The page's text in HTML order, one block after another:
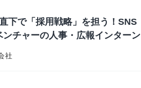
下で「採用戦略」を担う！SNS
チャーの人事・広報インターン
社